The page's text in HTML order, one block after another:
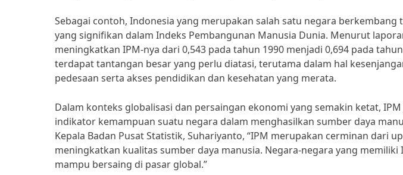
Sebagai contoh, Indonesia yang merupakan salah satu negara
yang signifikan dalam Indeks Pembangunan Manusia Dunia. Menurut
meningkatkan IPM-nya dari 0,543 pada tahun 1990 menjadi 0,694 pada
terdapat tantangan besar yang perlu diatasi, terutama dalam hal
pedesaan serta akses pendidikan dan kesehatan yang merata.
Dalam konteks globalisasi dan persaingan ekonomi yang semakin ketat,
indikator kemampuan suatu negara dalam menghasilkan sumber daya
Kepala Badan Pusat Statistik, Suhariyanto, “IPM merupakan cerminan dari
meningkatkan kualitas sumber daya manusia. Negara-negara yang
mampu bersaing di pasar global.”